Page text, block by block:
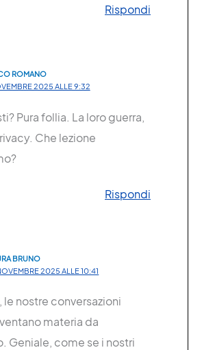
Rispondi
ROMANO
2025 ALLE 9:32
Pura follia. La loro guerra,
Che lezione
Rispondi
BRUNO
2025 ALLE 10:41
le nostre conversazioni
materia da
Geniale, come se i nostri